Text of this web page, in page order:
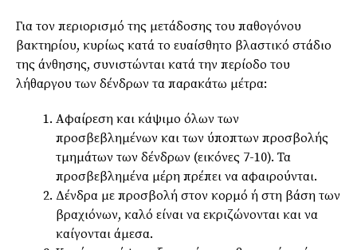
Για τον περιορισμό της μετάδοσης του παθογόνου
βακτηρίου, κυρίως κατά το ευαίσθητο βλαστικό στάδιο
της άνθησης, συνιστώνται κατά την περίοδο του
λήθαργου των δένδρων τα παρακάτω μέτρα:
Αφαίρεση και κάψιμο όλων των
προσβεβλημένων και των ύποπτων προσβολής
τμημάτων των δένδρων (εικόνες 7-10). Τα
προσβεβλημένα μέρη πρέπει να αφαιρούνται.
Δένδρα με προσβολή στον κορμό ή στη βάση των
βραχιόνων, καλό είναι να εκριζώνονται και να
καίγονται άμεσα.